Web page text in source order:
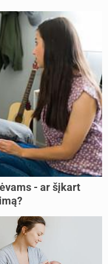
- ar šįkart